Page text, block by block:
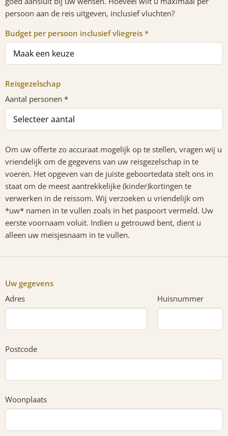
persoon aan de reis uitgeven, inclusief vluchten?
Budget per persoon inclusief vliegreis *
Reisgezelschap
Aantal personen *
Om uw offerte zo accuraat mogelijk op te stellen, vragen wij u
vriendelijk om de gegevens van uw reisgezelschap in te
voeren. Het opgeven van de juiste geboortedata stelt ons in
staat om de meest aantrekkelijke (kinder)kortingen te
verwerken in de reissom. Wij verzoeken u vriendelijk om
*uw* namen in te vullen zoals in het paspoort vermeld. Uw
eerste voornaam voluit. Indien u getrouwd bent, dient u
alleen uw meisjesnaam in te vullen.
Uw gegevens
Adres
Huisnummer
Postcode
Woonplaats